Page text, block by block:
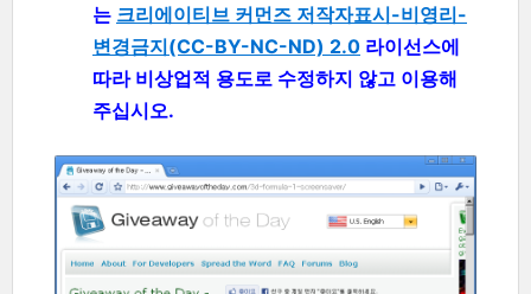
는 크리에이티브 커먼즈 저작자표시-비영리-
변경금지(CC-BY-NC-ND) 2.0 라이선스에
따라 비상업적 용도로 수정하지 않고 이용해
주십시오.